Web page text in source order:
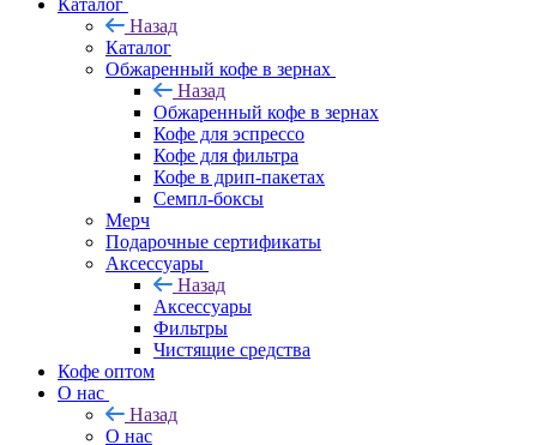
Каталог
Назад
Каталог
Обжаренный кофе в зернах
Назад
Обжаренный кофе в зернах
Кофе для эспрессо
Кофе для фильтра
Кофе в дрип-пакетах
Семпл-боксы
Мерч
Подарочные сертификаты
Аксессуары
Назад
Аксессуары
Фильтры
Чистящие средства
Кофе оптом
О нас
Назад
О нас